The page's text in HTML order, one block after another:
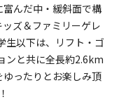
んだ中・緩斜面で構
ズ＆ファミリーゲレ
生以下は、リフト・ゴ
ンと共に全長約2.6km
ったりとお楽しみ頂